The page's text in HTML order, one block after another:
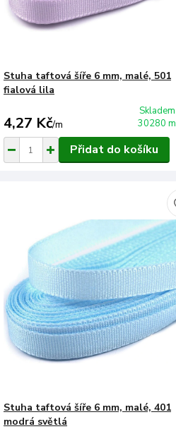
Stuha taftová šíře 6 mm, malé, 501
fialová lila
4,27 Kč/m
Skladem
30280 m
Přidat do košíku
Stuha taftová šíře 6 mm, malé, 401
modrá světlá